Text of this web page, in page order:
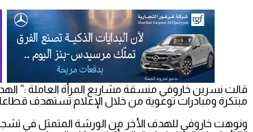
قالت نسرين خاروفي منسقة مشاريع المرأة العاملة :”
مبتكرة ومبادرات توعوية من خلال الإعلام تستهدف
ونوهت خاروفي للهدف الأخر من الورشة المتمثل في